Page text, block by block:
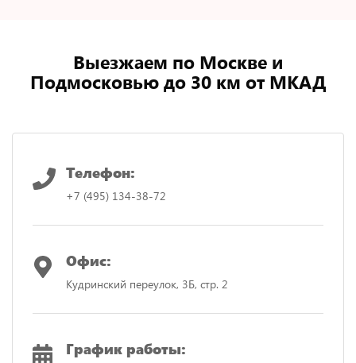
Выезжаем по Москве и
Подмосковью до 30 км от МКАД
Телефон:
+7 (495) 134-38-72
Офис:
Кудринский переулок, 3Б, стр. 2
График работы: